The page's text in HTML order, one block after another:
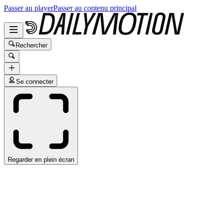
Passer au playerPasser au contenu principal
Rechercher
Se connecter
Regarder en plein écran